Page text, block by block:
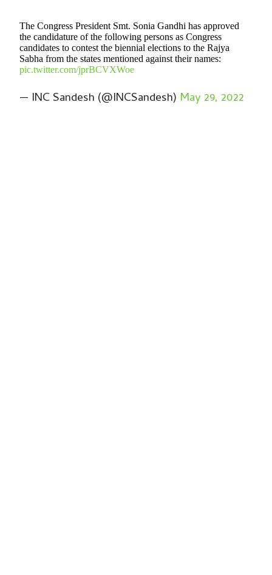
The Congress President Smt. Sonia Gandhi has approved
the candidature of the following persons as Congress
candidates to contest the biennial elections to the Rajya
Sabha from the states mentioned against their names:
pic.twitter.com/jprBCVXWoe
— INC Sandesh (@INCSandesh) May 29, 2022